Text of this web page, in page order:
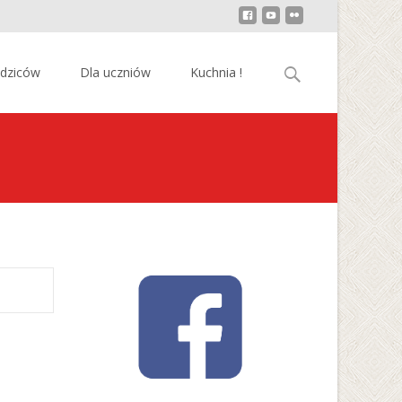
Dla uczniów Kuchnia ! Szukaj: